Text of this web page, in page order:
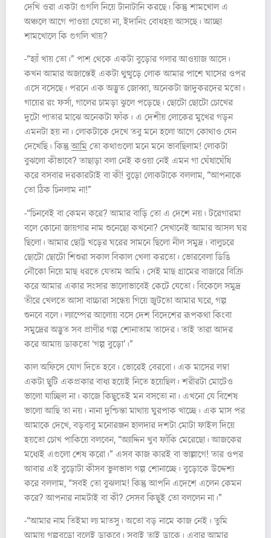
দেখি ওরা একটা গুগলি নিয়ে টানাটানি করছে। কিন্তু শামখোল এ
অঞ্চলে আগে পাওয়া যেতো না, ইদানিং বোধহয় আসছে। আচ্ছা
শামখোলে কি গুগলি খায়?
-“হ্যাঁ খায় তো।” পাশ থেকে একটা বুড়োর গলার আওয়াজ আসে।
কখন আমার অজান্তেই একটা থুত্থুড়ে লোক আমার পাশে ঘাসের ওপর
এসে বসেছে। পরনে এক অদ্ভুত জোব্বা, অনেকটা জাদুকরদের মতো।
গায়ের রং ফর্সা, গালের চামড়া ঝুলে পড়েছে। ছোটো ছোটো চোখের
দুটো পাতার মাঝে অনেকটা ফাঁক। এ দেশীয় লোকের মুখের গড়ন
এমনটা হয় না। লোকটাকে দেখে তবু মনে হলো আগে কোথাও যেন
দেখেছি। কিন্তুআমি তো কথাগুলো মনে মনে ভাবছিলাম! লোকটা
বুঝলো কীভাবে? তাছাড়া বলা নেই কওয়া নেই এমন গা ঘেঁষাঘেঁষি
করে বসবার দরকারটাই বা কী! বুড়ো লোকটাকে বললাম, “আপনাকে
তো ঠিক চিনলাম না!”
-“চিনবেই বা কেমন করে? আমার বাড়ি তো এ দেশে নয়। টরেগারমা
বলে কোনো জায়গার নাম শুনেছো কখনো? সেখানেই আমার আসল ঘর
ছিলো। আমার ছোট্ট খড়ের ঘরের সামনে ছিলো নীল সমুদ্র। বালুচরে
ছোটো ছোটো শিশুরা সকাল বিকাল খেলা করতো। ভোরবেলা ডিঙি
নৌকো নিয়ে মাছ ধরতে যেতাম আমি। সেই মাছ গ্রামের বাজারে বিক্রি
করে আমার একার সংসার ভালোভাবেই কেটে যেতো। বিকেলে সমুদ্র
তীরে খেলতে আসা বাচ্চারা সন্ধেয় গিয়ে জুটতো আমার ঘরে, গল্প
শুনবে বলে। ল্যাম্পের আলোয় বসে দেশ বিদেশের রূপকথা কিংবা
সমুদ্রের অদ্ভুত সব প্রাণীর গল্প শোনাতাম তাদের। তাই তারা আদর
করে আমায় ডাকতো ‘গল্প বুড়ো’।”
কাল অফিসে যোগ দিতে হবে। ভোরেই বেরবো। এক মাসের লম্বা
একটা ছুটি একপ্রকার বাধ্য হয়েই নিতে হয়েছিল। শরীরটা মোটেও
ভালো যাচ্ছিল না। কাজে কিছুতেই মন বসতো না। এখনো যে বিশেষ
ভালো আছি তা নয়। নানা দুশ্চিন্তা মাথায় ঘুরপাক খাচ্ছে। এক মাস পর
আমাকে দেখে, বড়বাবু মনোরঞ্জন হালদার দশটা মোটা ফাইল দিয়ে
হয়তো চোখ পাকিয়ে বলবেন, “অ্যাদ্দিন খুব ফাঁকি মেরেছো। আজকের
মধ্যেই এগুলো শেষ করো।” এসব কাজ কারই বা ভাল্লাগে! তার ওপর
আবার এই বুড়োটা কীসব ভুলভাল গল্প শোনাচ্ছে। বুড়োকে উদ্দেশ্য
করে বললাম, “সবই তো বুঝলাম! কিন্তু আপনি এদেশে এলেন কেমন
করে? আপনার নামটাই বা কী? সেসব কিছুই তো বললেন না।”
-“আমার নাম তিইমা ল্য মাতসু। অতো বড় নামে কাজ নেই। তুমি
আমায় গল্পবুড়ো বলেই ডাকবে। সবাই তাই ডাকে। এবার আমার